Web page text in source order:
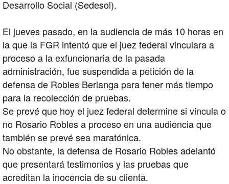
Desarrollo Social (Sedesol).
El jueves pasado, en la audiencia de más 10 horas en
la que la FGR intentó que el juez federal vinculara a
proceso a la exfuncionaria de la pasada
administración, fue suspendida a petición de la
defensa de Robles Berlanga para tener más tiempo
para la recolección de pruebas.
Se prevé que hoy el juez federal determine si vincula o
no Rosario Robles a proceso en una audiencia que
también se prevé sea maratónica.
No obstante, la defensa de Rosario Robles adelantó
que presentará testimonios y las pruebas que
acreditan la inocencia de su clienta.